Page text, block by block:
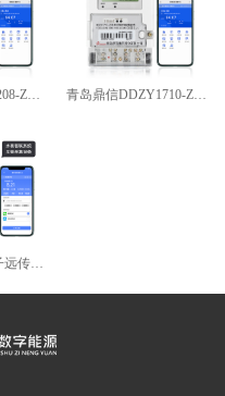
Z型RS485通讯智能电能表
青岛鼎信DDZY1710-Z型
传智能水表